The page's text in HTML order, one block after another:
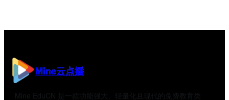
Mine云点播
Mine EduCN 是一款功能强大、轻量化且现代的免费教育类